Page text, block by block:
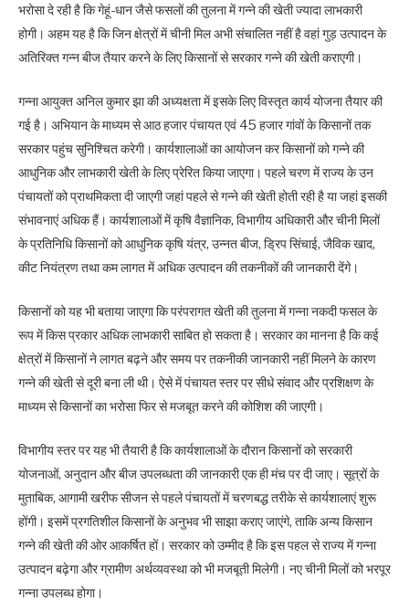
भरोसा दे रही है कि गेहूं-धान जैसे फसलों की तुलना में गन्ने की खेती ज्यादा लाभकारी
होगी। अहम यह है कि जिन क्षेत्रों में चीनी मिल अभी संचालित नहीं है वहां गुड़ उत्पादन के
अतिरिक्त गन्न बीज तैयार करने के लिए किसानों से सरकार गन्ने की खेती कराएगी।
गन्ना आयुक्त अनिल कुमार झा की अध्यक्षता में इसके लिए विस्तृत कार्य योजना तैयार की
गई है। अभियान के माध्यम से आठ हजार पंचायत एवं 45 हजार गांवों के किसानों तक
सरकार पहुंच सुनिश्चित करेगी। कार्यशालाओं का आयोजन कर किसानों को गन्ने की
आधुनिक और लाभकारी खेती के लिए प्रेरित किया जाएगा। पहले चरण में राज्य के उन
पंचायतों को प्राथमिकता दी जाएगी जहां पहले से गन्ने की खेती होती रही है या जहां इसकी
संभावनाएं अधिक हैं। कार्यशालाओं में कृषि वैज्ञानिक, विभागीय अधिकारी और चीनी मिलों
के प्रतिनिधि किसानों को आधुनिक कृषि यंत्र, उन्नत बीज, ड्रिप सिंचाई, जैविक खाद,
कीट नियंत्रण तथा कम लागत में अधिक उत्पादन की तकनीकों की जानकारी देंगे।
किसानों को यह भी बताया जाएगा कि परंपरागत खेती की तुलना में गन्ना नकदी फसल के
रूप में किस प्रकार अधिक लाभकारी साबित हो सकता है। सरकार का मानना है कि कई
क्षेत्रों में किसानों ने लागत बढ़ने और समय पर तकनीकी जानकारी नहीं मिलने के कारण
गन्ने की खेती से दूरी बना ली थी। ऐसे में पंचायत स्तर पर सीधे संवाद और प्रशिक्षण के
माध्यम से किसानों का भरोसा फिर से मजबूत करने की कोशिश की जाएगी।
विभागीय स्तर पर यह भी तैयारी है कि कार्यशालाओं के दौरान किसानों को सरकारी
योजनाओं, अनुदान और बीज उपलब्धता की जानकारी एक ही मंच पर दी जाए। सूत्रों के
मुताबिक, आगामी खरीफ सीजन से पहले पंचायतों में चरणबद्ध तरीके से कार्यशालाएं शुरू
होंगी। इसमें प्रगतिशील किसानों के अनुभव भी साझा कराए जाएंगे, ताकि अन्य किसान
गन्ने की खेती की ओर आकर्षित हों। सरकार को उम्मीद है कि इस पहल से राज्य में गन्ना
उत्पादन बढ़ेगा और ग्रामीण अर्थव्यवस्था को भी मजबूती मिलेगी। नए चीनी मिलों को भरपूर
गन्ना उपलब्ध होगा।